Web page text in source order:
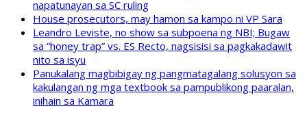
napatunayan sa SC ruling
House prosecutors, may hamon sa kampo ni VP Sara
Leandro Leviste, no show sa subpoena ng NBI; Bugaw
sa “honey trap” vs. ES Recto, nagsisisi sa pagkakadawit
nito sa isyu
Panukalang magbibigay ng pangmatagalang solusyon sa
kakulangan ng mga textbook sa pampublikong paaralan,
inihain sa Kamara